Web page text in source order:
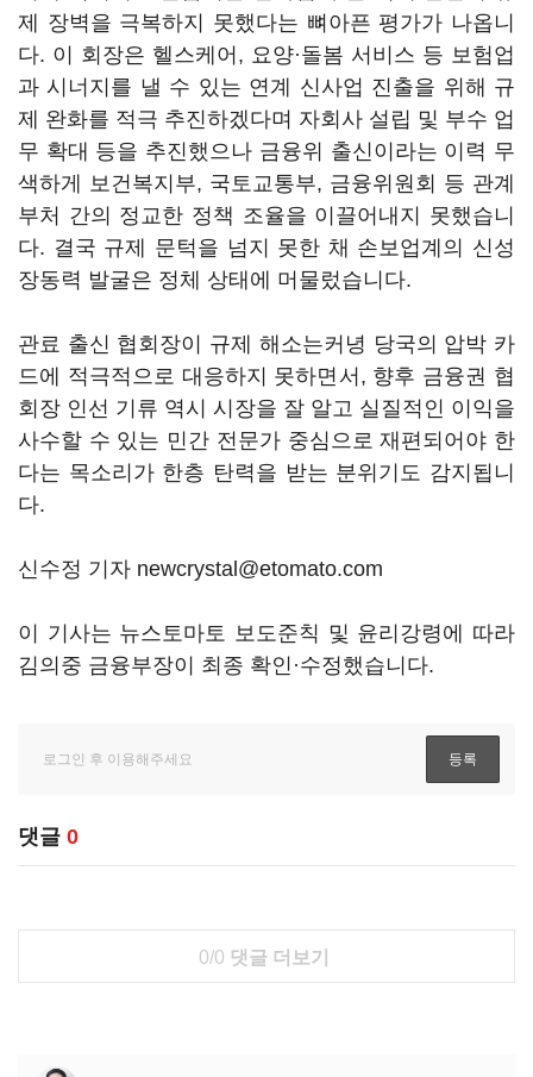
제 장벽을 극복하지 못했다는 뼈아픈 평가가 나옵니
다. 이 회장은 헬스케어, 요양·돌봄 서비스 등 보험업
과 시너지를 낼 수 있는 연계 신사업 진출을 위해 규
제 완화를 적극 추진하겠다며 자회사 설립 및 부수 업
무 확대 등을 추진했으나 금융위 출신이라는 이력 무
색하게 보건복지부, 국토교통부, 금융위원회 등 관계
부처 간의 정교한 정책 조율을 이끌어내지 못했습니
다. 결국 규제 문턱을 넘지 못한 채 손보업계의 신성
장동력 발굴은 정체 상태에 머물렀습니다.
관료 출신 협회장이 규제 해소는커녕 당국의 압박 카
드에 적극적으로 대응하지 못하면서, 향후 금융권 협
회장 인선 기류 역시 시장을 잘 알고 실질적인 이익을
사수할 수 있는 민간 전문가 중심으로 재편되어야 한
다는 목소리가 한층 탄력을 받는 분위기도 감지됩니
다.
신수정 기자 newcrystal@etomato.com
이 기사는 뉴스토마토 보도준칙 및 윤리강령에 따라
김의중 금융부장이 최종 확인·수정했습니다.
댓글 0
0/0 댓글 더보기